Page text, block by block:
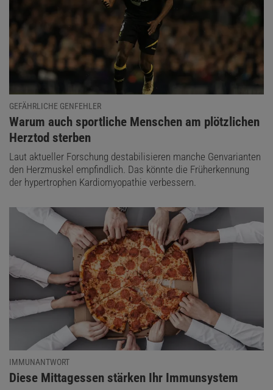
GEFÄHRLICHE GENFEHLER
:
Warum auch sportliche Menschen am plötzlichen
Herztod sterben
Laut aktueller Forschung destabilisieren manche Genvarianten
den Herzmuskel empfindlich. Das könnte die Früherkennung
der hypertrophen Kardiomyopathie verbessern.
IMMUNANTWORT
:
Diese Mittagessen stärken Ihr Immunsystem